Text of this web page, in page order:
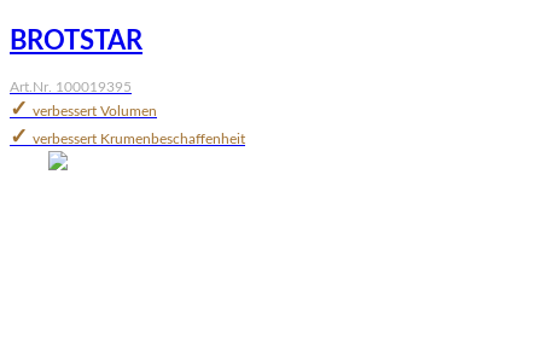
BROTSTAR
Art.Nr. 100019395
✓ verbessert Volumen
✓ verbessert Krumenbeschaffenheit